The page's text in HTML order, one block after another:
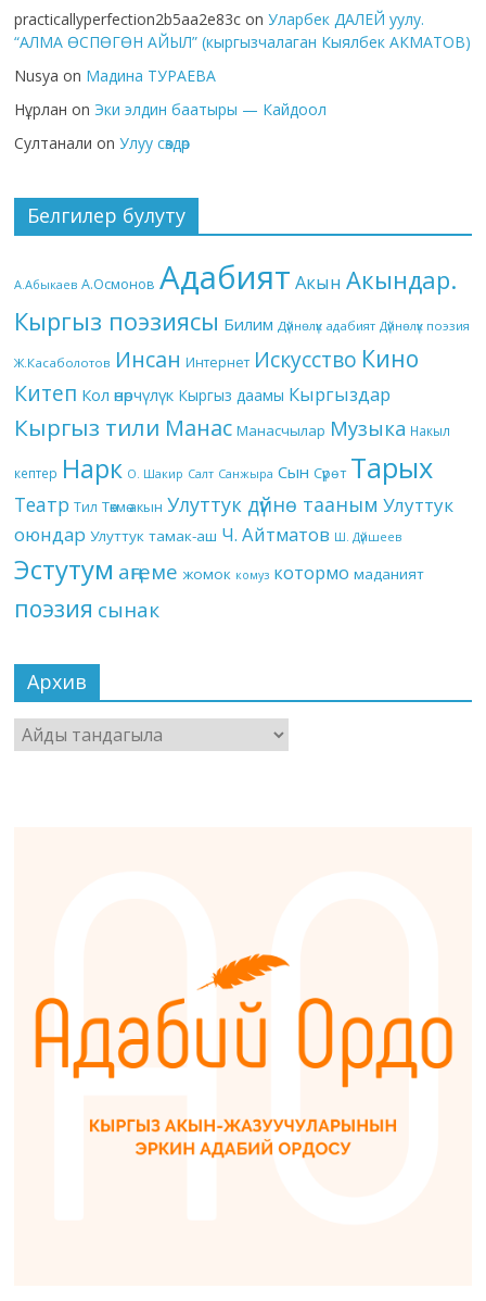
practicallyperfection2b5aa2e83c onУларбек ДАЛЕЙ уулу.
“АЛМА ӨСПӨГӨН АЙЫЛ” (кыргызчалаган Кыялбек АКМАТОВ)
Nusya on Мадина ТУРАЕВА
Нұрлан on Эки элдин баатыры — Кайдоол
Султанали onУлуу сөздөр
Белгилер булуту
А.Абыкаев А.Осмонов Адабият Акын Акындар.
Кыргыз поэзиясы Билим Дүйнөлүк адабият Дүйнөлүк поэзия
Ж.Касаболотов Инсан Интернет Искусство Кино
Китеп Кол өнөрчүлүк Кыргыз даамы Кыргыздар
Кыргыз тили Манас Манасчылар Музыка Накыл
кептер Нарк О. Шакир Салт Санжыра Сын Сүрөт Тарых
Театр Тил Төкмө акын Улуттук дүйнө тааным Улуттук
оюндар Улуттук тамак-аш Ч. Айтматов Ш. Дүйшеев
Эстутум аңгеме жомок комуз котормо маданият
поэзия сынак
Архив
Архив